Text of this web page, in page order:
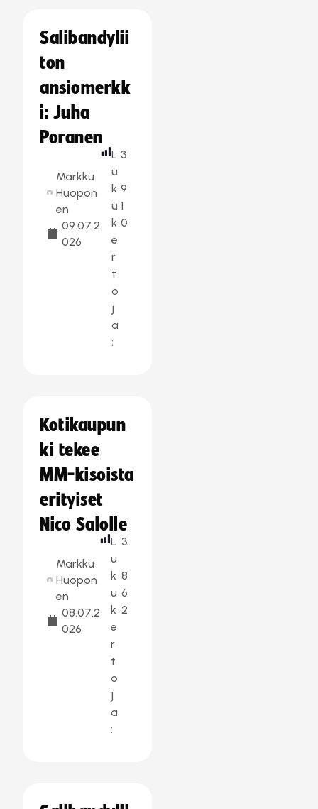
Salibandylii
ton
ansiomerkk
i: Juha
Poranen
Markku
Huopon
en
09.07.2
026
L
u
k
u
k
e
r
t
o
j
a
:
3
9
1
0
Kotikaupun
ki tekee
MM-kisoista
erityiset
Nico Salolle
Markku
Huopon
en
08.07.2
026
L
u
k
u
k
e
r
t
o
j
a
:
3
8
6
2